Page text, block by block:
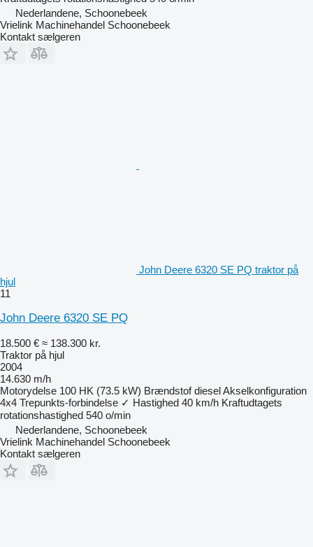
Nederlandene, Schoonebeek
Vrielink Machinehandel Schoonebeek
Kontakt sælgeren
John Deere 6320 SE PQ traktor på
hjul
11
John Deere 6320 SE PQ
18.500 € ≈ 138.300 kr.
Traktor på hjul
2004
14.630 m/h
Motorydelse 100 HK (73.5 kW) Brændstof dieselAkselkonfiguration
4x4 Trepunkts-forbindelse ✓ Hastighed 40 km/h Kraftudtagets
rotationshastighed 540 o/min
Nederlandene, Schoonebeek
Vrielink Machinehandel Schoonebeek
Kontakt sælgeren